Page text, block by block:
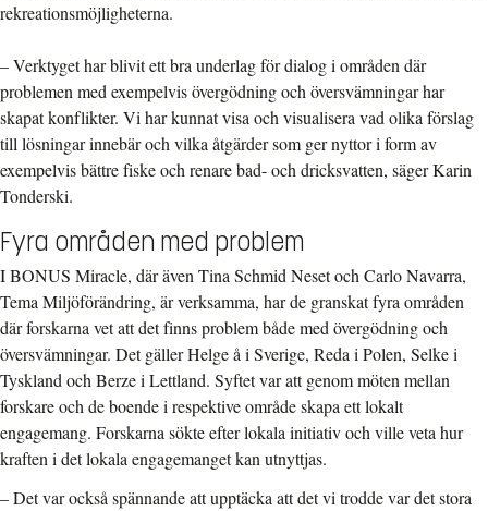
rekreationsmöjligheterna.
– Verktyget har blivit ett bra underlag för dialog i områden där
problemen med exempelvis övergödning och översvämningar har
skapat konflikter. Vi har kunnat visa och visualisera vad olika förslag
till lösningar innebär och vilka åtgärder som ger nyttor i form av
exempelvis bättre fiske och renare bad- och dricksvatten, säger Karin
Tonderski.
Fyra områden med problem
I BONUS Miracle, där även Tina Schmid Neset och Carlo Navarra,
Tema Miljöförändring, är verksamma, har de granskat fyra områden
där forskarna vet att det finns problem både med övergödning och
översvämningar. Det gäller Helge å i Sverige, Reda i Polen, Selke i
Tyskland och Berze i Lettland. Syftet var att genom möten mellan
forskare och de boende i respektive område skapa ett lokalt
engagemang. Forskarna sökte efter lokala initiativ och ville veta hur
kraften i det lokala engagemanget kan utnyttjas.
– Det var också spännande att upptäcka att det vi trodde var det stora